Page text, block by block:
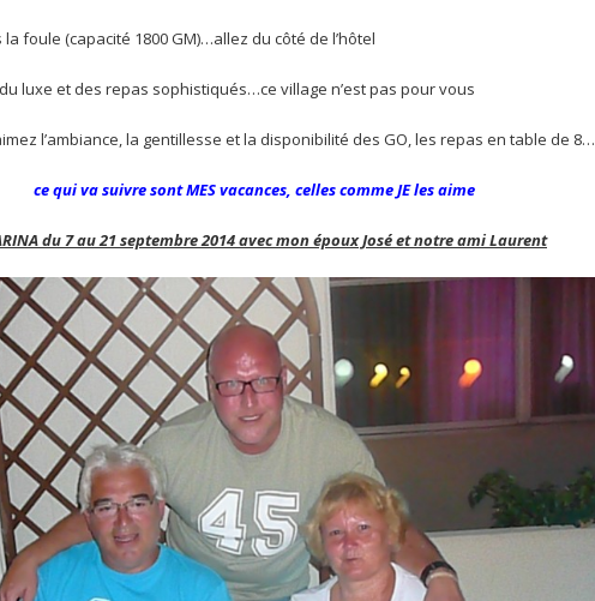
la foule (capacité 1800 GM)…allez du côté de l’hôtel
luxe et des repas sophistiqués…ce village n’est pas pour vous
l’ambiance, la gentillesse et la disponibilité des GO, les repas en table de 8…
ce qui va suivre sontMES vacances, celles comme JE les aime
du 7 au 21 septembre 2014 avec mon époux José et notre ami Laurent